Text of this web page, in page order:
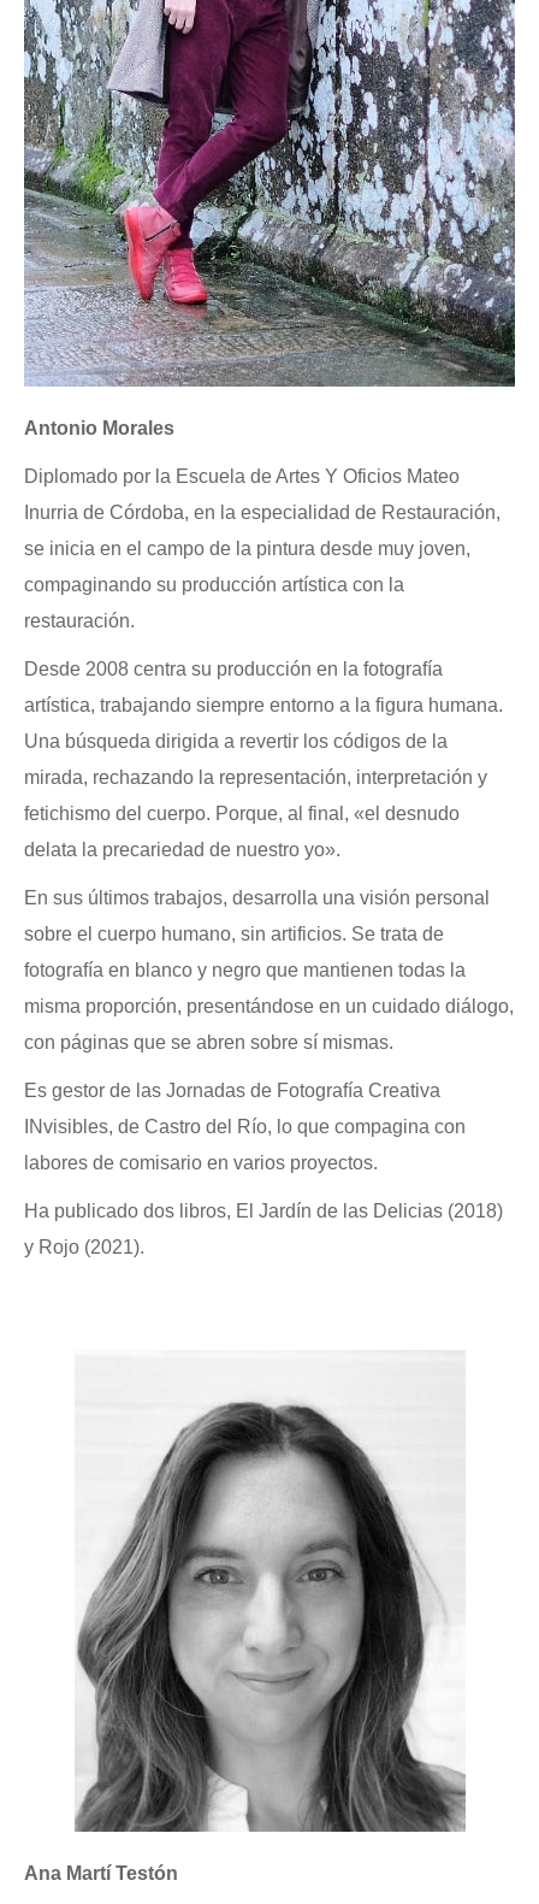
Antonio Morales
Diplomado por la Escuela de Artes Y Oficios Mateo
Inurria de Córdoba, en la especialidad de Restauración,
se inicia en el campo de la pintura desde muy joven,
compaginando su producción artística con la
restauración.
Desde 2008 centra su producción en la fotografía
artística, trabajando siempre entorno a la figura humana.
Una búsqueda dirigida a revertir los códigos de la
mirada, rechazando la representación, interpretación y
fetichismo del cuerpo. Porque, al final, «el desnudo
delata la precariedad de nuestro yo».
En sus últimos trabajos, desarrolla una visión personal
sobre el cuerpo humano, sin artificios. Se trata de
fotografía en blanco y negro que mantienen todas la
misma proporción, presentándose en un cuidado diálogo,
con páginas que se abren sobre sí mismas.
Es gestor de las Jornadas de Fotografía Creativa
INvisibles, de Castro del Río, lo que compagina con
labores de comisario en varios proyectos.
Ha publicado dos libros, El Jardín de las Delicias (2018)
y Rojo (2021).
Ana Martí Testón